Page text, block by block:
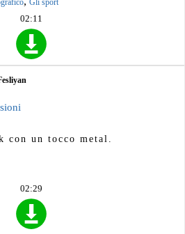
Gli sport
02:11
con un tocco metal.
02:29